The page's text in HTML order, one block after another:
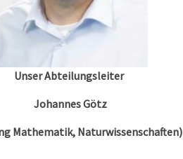
Unser Abteilungsleiter
Johannes Götz
Mathematik, Naturwissenschaften)